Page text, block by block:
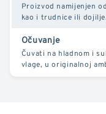
Proizvod namijenjen
kao i trudnice ili dojilje.
Očuvanje
Čuvati na hladnom i
vlage, u originalnoj